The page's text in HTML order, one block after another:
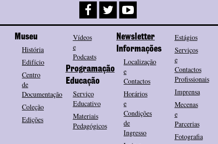
Museu
História
Edifício
Centro
de
Documentação
Coleção
Edições
Vídeos
e
Podcasts
Programação
Educação
Serviço
Educativo
Materiais
Pedagógicos
Newsletter
Informações
Localização
e
Contactos
Horários
e
Condições
de
Ingresso
Estágios
Serviços
e
Contactos
Profissionais
Imprensa
Mecenas
e
Parcerias
Fotografia